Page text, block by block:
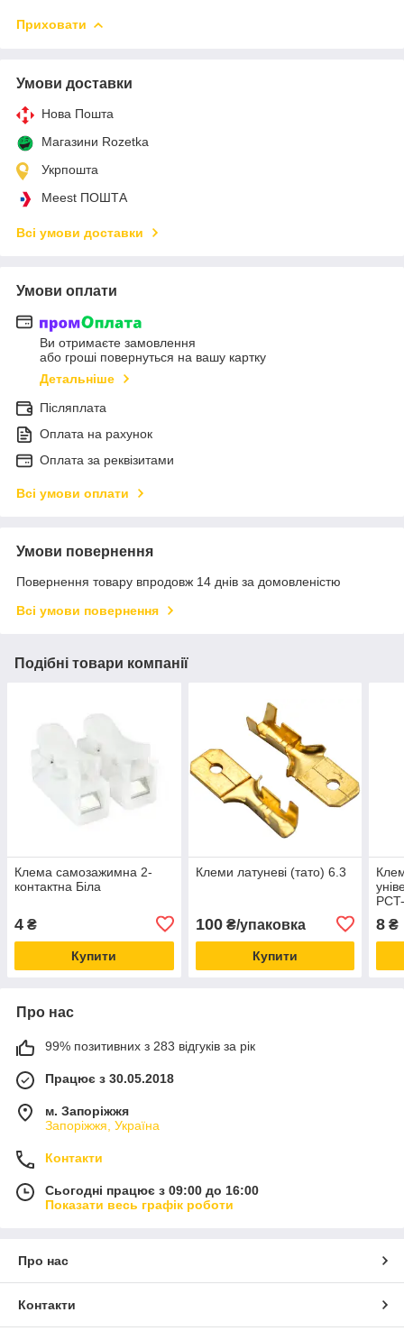
Приховати
Умови доставки
Нова Пошта
Магазини Rozetka
Укрпошта
Meest ПОШТА
Всі умови доставки
Умови оплати
Ви отримаєте замовлення
або гроші повернуться на вашу картку
Детальніше
Післяплата
Оплата на рахунок
Оплата за реквізитами
Всі умови оплати
Умови повернення
Повернення товару впродовж 14 днів за домовленістю
Всі умови повернення
Подібні товари компанії
Клема самозажимна 2-
контактна Біла
4 ₴
Купити
Клеми латуневі (тато) 6.3
100₴/упаковка
Купити
8 ₴
Про нас
99% позитивних з 283 відгуків за рік
Працює з 30.05.2018
м. Запоріжжя
Запоріжжя, Україна
Контакти
Сьогодні працює з 09:00 до 16:00
Показати весь графік роботи
Про нас
Контакти